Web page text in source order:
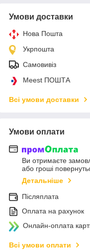
Умови доставки
Нова Пошта
Укрпошта
Самовивіз
Meest ПОШТА
Всі умови доставки
Умови оплати
Ви отримаєте
або гроші
Детальніше
Післяплата
Оплата на рахунок
Онлайн-оплата
Всі умови оплати